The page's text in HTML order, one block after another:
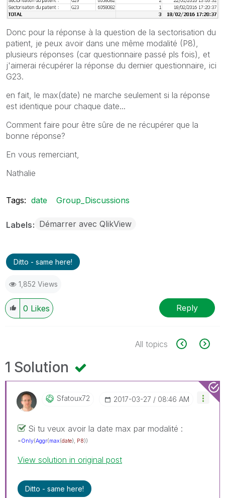
Donc pour la réponse à la question de la sectorisation du
patient, je peux avoir dans une même modalité (P8),
plusieurs réponses (car questionnaire passé pls fois), et
j'aimerai récupérer la réponse du dernier questionnaire, ici
G23.
en fait, le max(date) ne marche seulement si la réponse
est identique pour chaque date...
Comment faire pour être sûre de ne récupérer que la
bonne réponse?
En vous remerciant,
Nathalie
Tags: date Group_Discussions
Labels Démarrer avec QlikView
Ditto - same here!
1,852 Views
0 Likes Reply
All topics
1 Solution
Sfatoux72 ‎2017-03-27 08:46 AM
Si tu veux avoir la date max par modalité :
=Only(Aggr(max(date), P8))
View solution in original post
Ditto - same here!